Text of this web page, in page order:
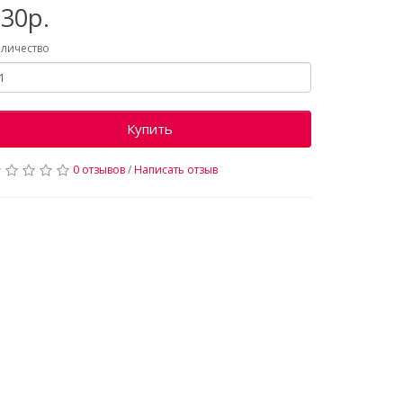
Купить
0 отзывов/Написать отзыв